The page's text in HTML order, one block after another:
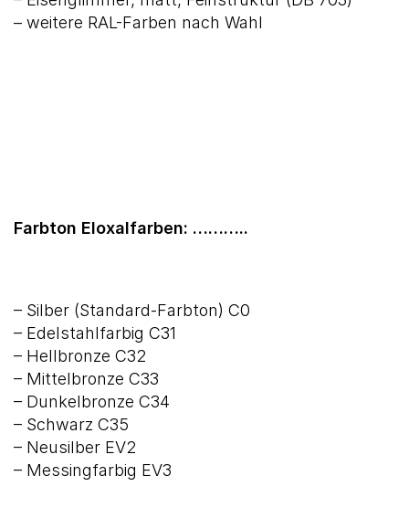
– weitere RAL-Farben nach Wahl
Farbton Eloxalfarben: ………..
– Silber (Standard-Farbton) C0
– Edelstahlfarbig C31
– Hellbronze C32
– Mittelbronze C33
– Dunkelbronze C34
– Schwarz C35
– Neusilber EV2
– Messingfarbig EV3